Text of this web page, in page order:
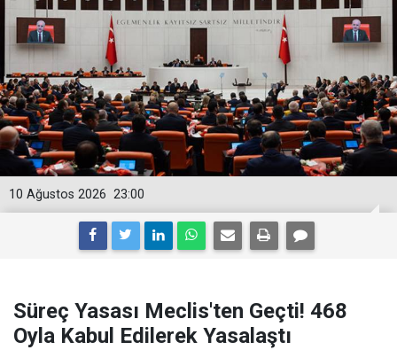
23:00
10 Ağustos 2026
Süreç Yasası Meclis'ten Geçti! 468
Oyla Kabul Edilerek Yasalaştı